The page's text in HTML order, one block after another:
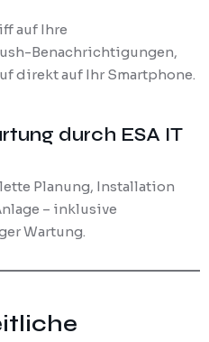
auf Ihre
Benachrichtigungen,
direkt auf Ihr Smartphone.
durch ESA IT
Planung, Installation
– inklusive
Wartung.